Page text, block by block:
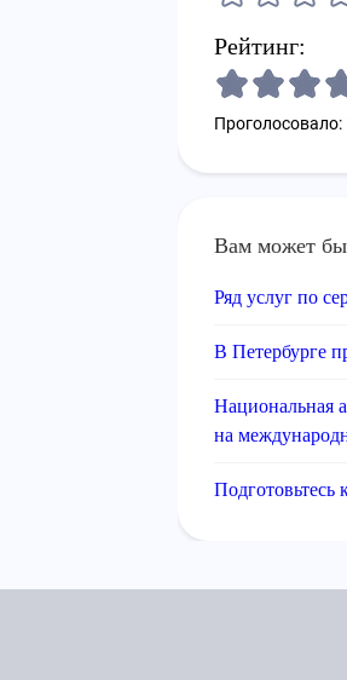
Рейтинг:
Проголосовало:
Вам может
Ряд услуг по
В Петербурге
Национальная
на
Подготовьтесь